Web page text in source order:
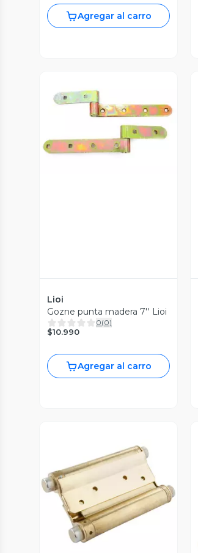
Agregar al carro
Vista Previa
Lioi
Gozne punta madera 7'' Lioi
0(0)
$10.990
Agregar al carro
Vista Previa